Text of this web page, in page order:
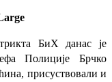
БиХ данас је
Полиције Брчко
присуствовали и